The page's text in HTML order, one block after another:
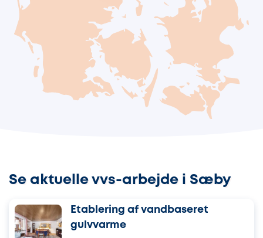
Se aktuelle vvs-arbejde i Sæby
Etablering af vandbaseret
gulvvarme